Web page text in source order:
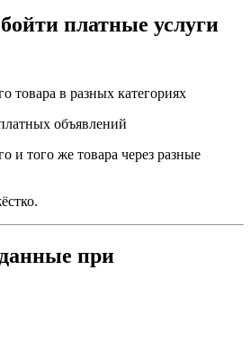
платные услуги
товара в разных категориях
объявлений
и того же товара через разные
при